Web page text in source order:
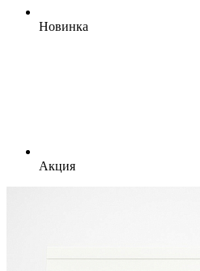
Новинка
Акция